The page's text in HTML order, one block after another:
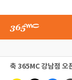
축 365MC 강남점